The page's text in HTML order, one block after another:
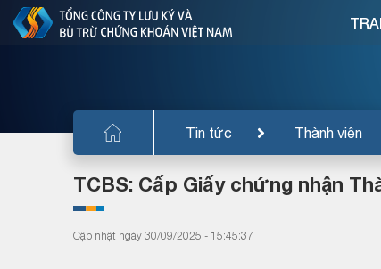
Tin tức Thành viên
TCBS: Cấp Giấy chứng nhận
Cập nhật ngày 30/09/2025 - 15:45:37